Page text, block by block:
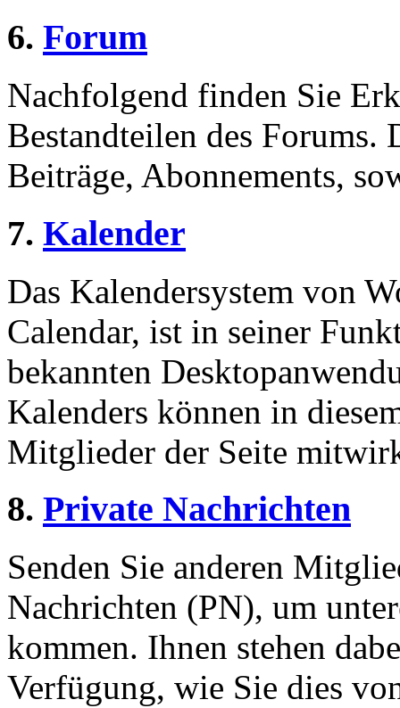
6. Forum
Nachfolgend finden Sie
Bestandteilen des Forums.
Beiträge, Abonnements,
7. Kalender
Das Kalendersystem von
Calendar, ist in seiner
bekannten
Kalenders können in
Mitglieder der Seite
8. Private Nachrichten
Senden Sie anderen
Nachrichten (PN), um
kommen. Ihnen stehen
Verfügung, wie Sie dies